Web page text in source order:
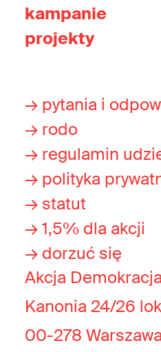
kampanie
projekty
→ pytania i
→ rodo
→ regulamin
→ polityka
→ statut
→ 1,5% dla akcji
→ dorzuć się
Akcja
Kanonia 24/26
00-278